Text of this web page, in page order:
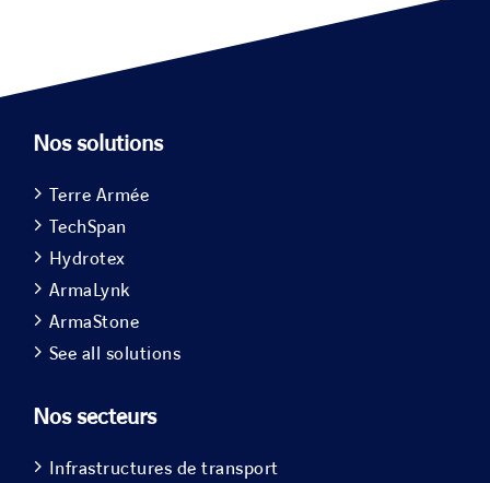
Nos solutions
Terre Armée
TechSpan
Hydrotex
ArmaLynk
ArmaStone
See all solutions
Nos secteurs
Infrastructures de transport